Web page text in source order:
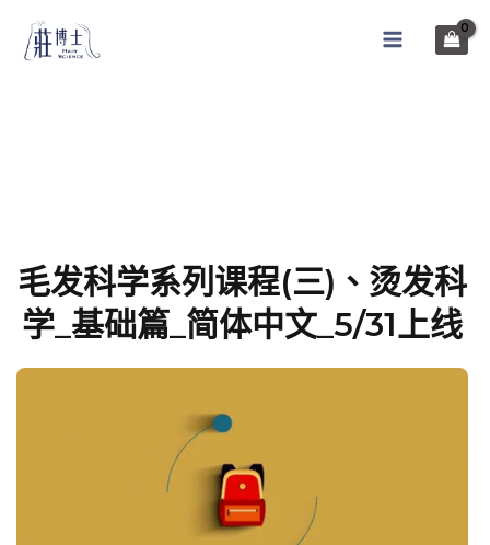
毛发科学系列课程(三)、烫发科
学_基础篇_简体中文_5/31上线